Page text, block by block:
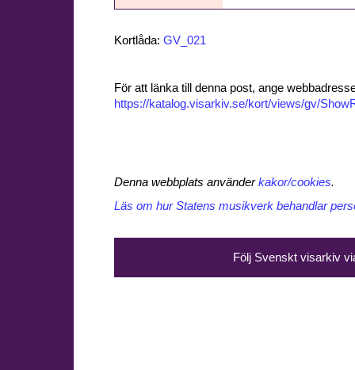
Kortlåda: GV_021
För att länka till denna post, ange
https://katalog.visarkiv.se/kort/views/gv/
Denna webbplats använderkakor/cookies.
Läs om hur Statens musikverk behandlar
Följ Svenskt visarkiv